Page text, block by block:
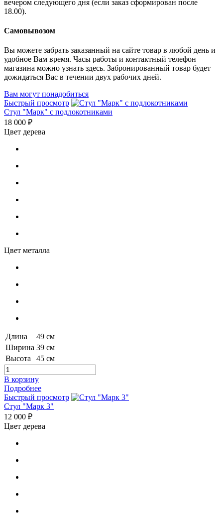
вечером следующего дня (если заказ сформирован после
18.00).
Самовывозом
Вы можете забрать заказанный на сайте товар в любой день и
удобное Вам время. Часы работы и контактный телефон
магазина можно узнать здесь. Забронированный товар будет
дожидаться Вас в течении двух рабочих дней.
Вам могут понадобиться
Быстрый просмотр
Стул "Марк" с подлокотниками
18 000 ₽
Цвет дерева
Цвет металла
Длина
49 см
Ширина 39 см
Высота
45 см
В корзину
Подробнее
Быстрый просмотр
Стул "Марк 3"
12 000 ₽
Цвет дерева